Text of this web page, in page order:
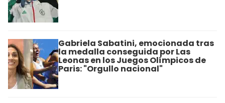
Gabriela Sabatini, emocionada tras
la medalla conseguida por Las
Leonas en los Juegos Olímpicos de
Paris: "Orgullo nacional"